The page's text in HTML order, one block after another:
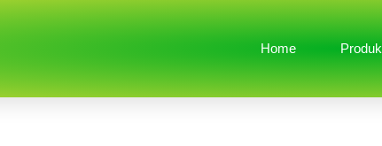
Home Produk